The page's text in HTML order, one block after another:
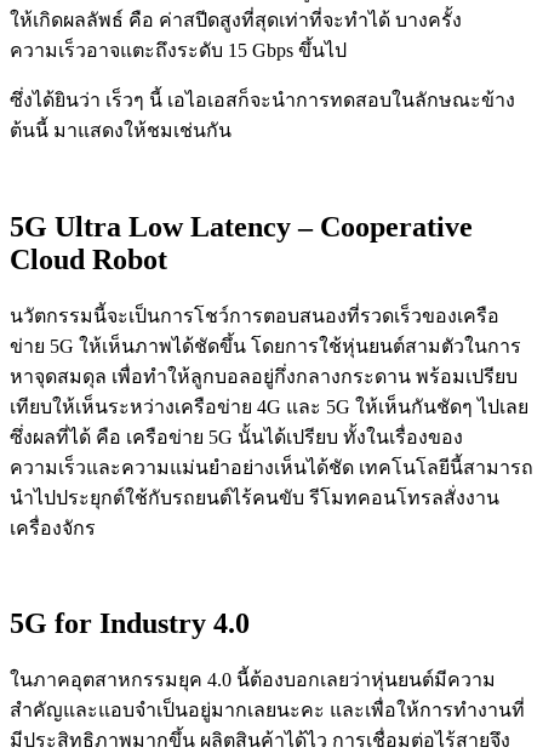
ให้เกิดผลลัพธ์ คือ ค่าสปีดสูงที่สุดเท่าที่จะทำได้ บางครั้ง
ความเร็วอาจแตะถึงระดับ 15 Gbps ขึ้นไป
ซึ่งได้ยินว่า เร็วๆ นี้ เอไอเอสก็จะนำการทดสอบในลักษณะข้าง
ต้นนี้ มาแสดงให้ชมเช่นกัน
5G Ultra Low Latency – Cooperative
Cloud Robot
นวัตกรรมนี้จะเป็นการโชว์การตอบสนองที่รวดเร็วของเครือ
ข่าย 5G ให้เห็นภาพได้ชัดขึ้น โดยการใช้หุ่นยนต์สามตัวในการ
หาจุดสมดุล เพื่อทำให้ลูกบอลอยู่กึ่งกลางกระดาน พร้อมเปรียบ
เทียบให้เห็นระหว่างเครือข่าย 4G และ 5G ให้เห็นกันชัดๆ ไปเลย
ซึ่งผลที่ได้ คือ เครือข่าย 5G นั้นได้เปรียบ ทั้งในเรื่องของ
ความเร็วและความแม่นยำอย่างเห็นได้ชัด เทคโนโลยีนี้สามารถ
นำไปประยุกต์ใช้กับรถยนต์ไร้คนขับ รีโมทคอนโทรลสั่งงาน
เครื่องจักร
5G for Industry 4.0
ในภาคอุตสาหกรรมยุค 4.0 นี้ต้องบอกเลยว่าหุ่นยนต์มีความ
สำคัญและแอบจำเป็นอยู่มากเลยนะคะ และเพื่อให้การทำงานที่
มีประสิทธิภาพมากขึ้น ผลิตสินค้าได้ไว การเชื่อมต่อไร้สายจึง